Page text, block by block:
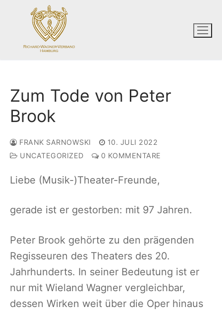
springen
Zum Tode von Peter
Brook
FRANK SARNOWSKI
10. JULI 2022
UNCATEGORIZED
0 KOMMENTARE
Liebe (Musik-)Theater-Freunde,
gerade ist er gestorben: mit 97 Jahren.
Peter Brook gehörte zu den prägenden
Regisseuren des Theaters des 20.
Jahrhunderts. In seiner Bedeutung ist er
nur mit Wieland Wagner vergleichbar,
dessen Wirken weit über die Oper hinaus